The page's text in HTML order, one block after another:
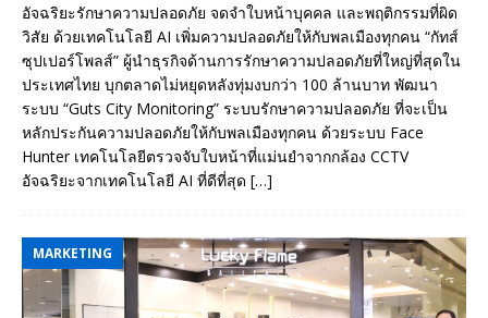
อัจฉริยะรักษาความปลอดภัย จดจำใบหน้าบุคคล และพฤติกรรมที่ผิด
วิสัย ด้วยเทคโนโลยี AI เพิ่มความปลอดภัยให้กับพลเมืองทุกคน “กัทส์
ซุปเปอร์โพลส์” ผู้นำธุรกิจด้านการรักษาความปลอดภัยที่ใหญ่ที่สุดใน
ประเทศไทย บุกตลาดไม่หยุดหลังทุ่มงบกว่า 100 ล้านบาท พัฒนา
ระบบ “Guts City Monitoring” ระบบรักษาความปลอดภัย ที่จะเป็น
หลักประกันความปลอดภัยให้กับพลเมืองทุกคน ด้วยระบบ Face
Hunter เทคโนโลยีตรวจจับใบหน้าที่แม่นยำจากกล้อง CCTV
อัจฉริยะจากเทคโนโลยี AI ที่ดีที่สุด […]
MARKETING